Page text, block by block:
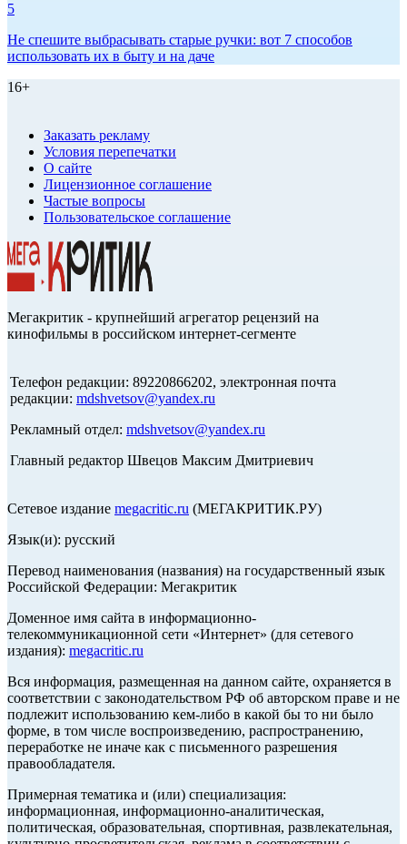
5
Не спешите выбрасывать старые ручки: вот 7 способов
использовать их в быту и на даче
16+
Заказать рекламу
Условия перепечатки
О сайте
Лицензионное соглашение
Частые вопросы
Пользовательское соглашение
Мегакритик - крупнейший агрегатор рецензий на
кинофильмы в российском интернет-сегменте
Телефон редакции: 89220866202, электронная почта
редакции: mdshvetsov@yandex.ru
Рекламный отдел: mdshvetsov@yandex.ru
Главный редактор Швецов Максим Дмитриевич
Сетевое издание megacritic.ru (МЕГАКРИТИК.РУ)
Язык(и): русский
Перевод наименования (названия) на государственный язык
Российской Федерации: Мегакритик
Доменное имя сайта в информационно-
телекоммуникационной сети «Интернет» (для сетевого
издания): megacritic.ru
Вся информация, размещенная на данном сайте, охраняется в
соответствии с законодательством РФ об авторском праве и не
подлежит использованию кем-либо в какой бы то ни было
форме, в том числе воспроизведению, распространению,
переработке не иначе как с письменного разрешения
правообладателя.
Примерная тематика и (или) специализация:
информационная, информационно-аналитическая,
политическая, образовательная, спортивная, развлекательная,